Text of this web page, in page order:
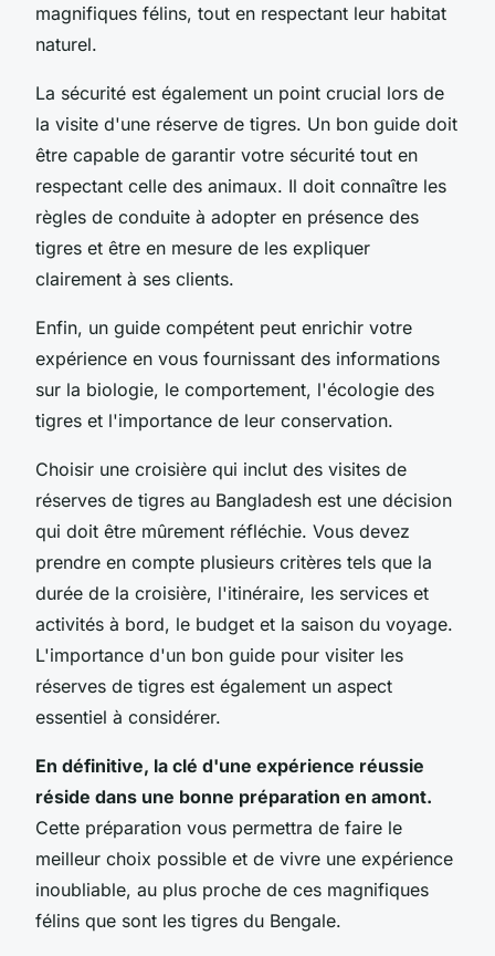
magnifiques félins, tout en respectant leur habitat
naturel.
La sécurité est également un point crucial lors de
la visite d'une réserve de tigres. Un bon guide doit
être capable de garantir votre sécurité tout en
respectant celle des animaux. Il doit connaître les
règles de conduite à adopter en présence des
tigres et être en mesure de les expliquer
clairement à ses clients.
Enfin, un guide compétent peut enrichir votre
expérience en vous fournissant des informations
sur la biologie, le comportement, l'écologie des
tigres et l'importance de leur conservation.
Choisir une croisière qui inclut des visites de
réserves de tigres au Bangladesh est une décision
qui doit être mûrement réfléchie. Vous devez
prendre en compte plusieurs critères tels que la
durée de la croisière, l'itinéraire, les services et
activités à bord, le budget et la saison du voyage.
L'importance d'un bon guide pour visiter les
réserves de tigres est également un aspect
essentiel à considérer.
En définitive, la clé d'une expérience réussie
réside dans une bonne préparation en amont.
Cette préparation vous permettra de faire le
meilleur choix possible et de vivre une expérience
inoubliable, au plus proche de ces magnifiques
félins que sont les tigres du Bengale.